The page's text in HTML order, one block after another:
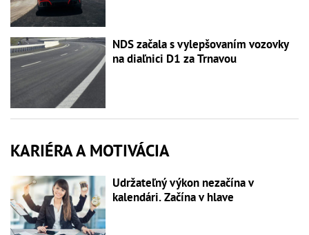
NDS začala s vylepšovaním vozovky
na diaľnici D1 za Trnavou
KARIÉRA A MOTIVÁCIA
Udržateľný výkon nezačína v
kalendári. Začína v hlave